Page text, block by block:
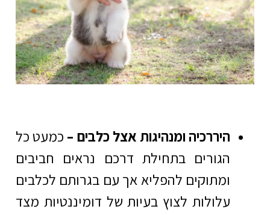
היררכיה ומנהיגות אצל כלבים –כמעט כל
הגורים בתחילת דרכם נראים חביבים
ומתוקים להפליא אך עם בגרותם לכלבים
עלולות לצוץ בעיות של דומיננטיות מצד